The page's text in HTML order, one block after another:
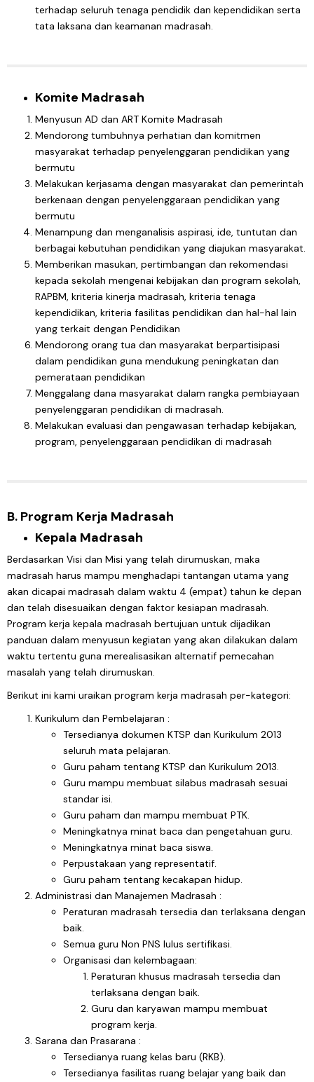
terhadap seluruh tenaga pendidik dan kependidikan serta
tata laksana dan keamanan madrasah.
Komite Madrasah
Menyusun AD dan ART Komite Madrasah
Mendorong tumbuhnya perhatian dan komitmen
masyarakat terhadap penyelenggaran pendidikan yang
bermutu
Melakukan kerjasama dengan masyarakat dan pemerintah
berkenaan dengan penyelenggaraan pendidikan yang
bermutu
Menampung dan menganalisis aspirasi, ide, tuntutan dan
berbagai kebutuhan pendidikan yang diajukan masyarakat.
Memberikan masukan, pertimbangan dan rekomendasi
kepada sekolah mengenai kebijakan dan program sekolah,
RAPBM, kriteria kinerja madrasah, kriteria tenaga
kependidikan, kriteria fasilitas pendidikan dan hal-hal lain
yang terkait dengan Pendidikan
Mendorong orang tua dan masyarakat berpartisipasi
dalam pendidikan guna mendukung peningkatan dan
pemerataan pendidikan
Menggalang dana masyarakat dalam rangka pembiayaan
penyelenggaran pendidikan di madrasah.
Melakukan evaluasi dan pengawasan terhadap kebijakan,
program, penyelenggaraan pendidikan di madrasah
B. Program Kerja Madrasah
Kepala Madrasah
Berdasarkan Visi dan Misi yang telah dirumuskan, maka
madrasah harus mampu menghadapi tantangan utama yang
akan dicapai madrasah dalam waktu 4 (empat) tahun ke depan
dan telah disesuaikan dengan faktor kesiapan madrasah.
Program kerja kepala madrasah bertujuan untuk dijadikan
panduan dalam menyusun kegiatan yang akan dilakukan dalam
waktu tertentu guna merealisasikan alternatif pemecahan
masalah yang telah dirumuskan.
Berikut ini kami uraikan program kerja madrasah per-kategori:
Kurikulum dan Pembelajaran :
Tersedianya dokumen KTSP dan Kurikulum 2013
seluruh mata pelajaran.
Guru paham tentang KTSP dan Kurikulum 2013.
Guru mampu membuat silabus madrasah sesuai
standar isi.
Guru paham dan mampu membuat PTK.
Meningkatnya minat baca dan pengetahuan guru.
Meningkatnya minat baca siswa.
Perpustakaan yang representatif.
Guru paham tentang kecakapan hidup.
Administrasi dan Manajemen Madrasah :
Peraturan madrasah tersedia dan terlaksana dengan
baik.
Semua guru Non PNS lulus sertifikasi.
Organisasi dan kelembagaan:
Peraturan khusus madrasah tersedia dan
terlaksana dengan baik.
Guru dan karyawan mampu membuat
program kerja.
Sarana dan Prasarana :
Tersedianya ruang kelas baru (RKB).
Tersedianya fasilitas ruang belajar yang baik dan